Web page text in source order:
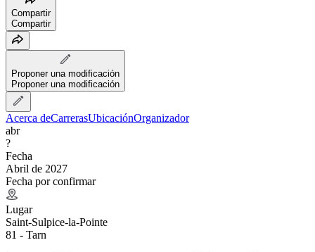
Compartir
Compartir
Proponer una modificación
Proponer una modificación
Acerca deCarrerasUbicaciónOrganizador
abr
?
Fecha
Abril de 2027
Fecha por confirmar
Lugar
Saint-Sulpice-la-Pointe
81 - Tarn